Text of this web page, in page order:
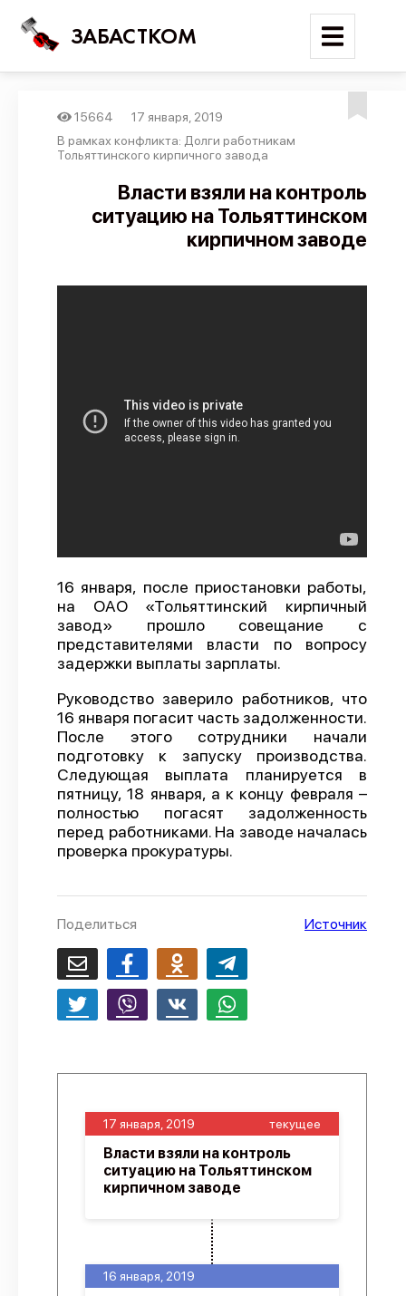
ЗАБАСТКОМ
Войти
Поиск
Новости
Карта событий
API
О проекте
15664
17 января, 2019
В рамках конфликта: Долги работникам
Тольяттинского кирпичного завода
Власти взяли на контроль
ситуацию на Тольяттинском
кирпичном заводе
16 января, после приостановки работы,
на ОАО «Тольяттинский кирпичный
завод» прошло совещание с
представителями власти по вопросу
задержки выплаты зарплаты.
Руководство заверило работников, что
16 января погасит часть задолженности.
После этого сотрудники начали
подготовку к запуску производства.
Следующая выплата планируется в
пятницу, 18 января, а к концу февраля –
полностью погасят задолженность
перед работниками. На заводе началась
проверка прокуратуры.
Поделиться Источник
16 января, 2019
17 января, 2019 текущее
Власти взяли на контроль
ситуацию на Тольяттинском
кирпичном заводе